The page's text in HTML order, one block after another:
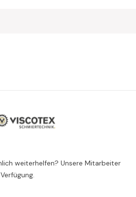
weiterhelfen? Unsere Mitarbeiter